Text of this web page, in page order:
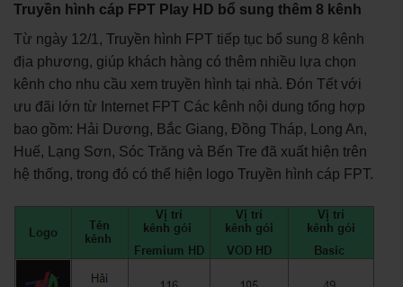
Truyền hình cáp FPT Play HD bổ sung thêm 8 kênh
Từ ngày 12/1, Truyền hình FPT tiếp tục bổ sung 8 kênh
địa phương, giúp khách hàng có thêm nhiều lựa chọn
kênh cho nhu cầu xem truyền hình tại nhà. Đón Tết với
ưu đãi lớn từ Internet FPT Các kênh nội dung tổng hợp
bao gồm: Hải Dương, Bắc Giang, Đồng Tháp, Long An,
Huế, Lạng Sơn, Sóc Trăng và Bến Tre đã xuất hiện trên
hệ thống, trong đó có thể hiện logo Truyền hình cáp FPT.